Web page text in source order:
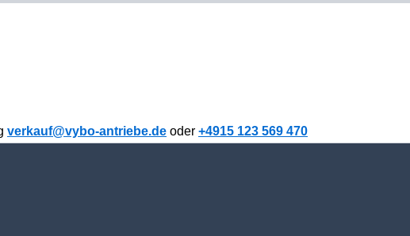
verkauf@vybo-antriebe.de oder +4915 123 569 470